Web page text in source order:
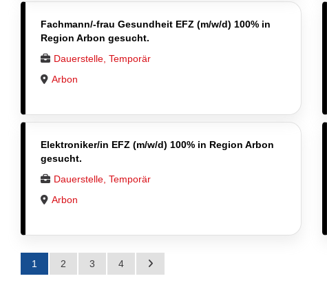
Fachmann/-frau Gesundheit EFZ (m/w/d) 100% in
Region Arbon gesucht.
Dauerstelle, Temporär
Arbon
Elektroniker/in EFZ (m/w/d) 100% in Region Arbon
gesucht.
Dauerstelle, Temporär
Arbon
1 2 3 4